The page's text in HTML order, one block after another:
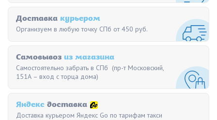
Доставка курьером
Организуем в любую точку СПб от 450 руб.
Самовывоз из магазина
Самостоятельно забрать в СПб (пр-т Московский,
151А – вход с торца дома)
Яндекс доставка
Доставка курьером Яндекс Go по тарифам такси